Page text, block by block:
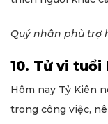
Quý nhân phù trợ
10. Tử vi tuổi
Hôm nay Tỷ Kiên
trong công việc,